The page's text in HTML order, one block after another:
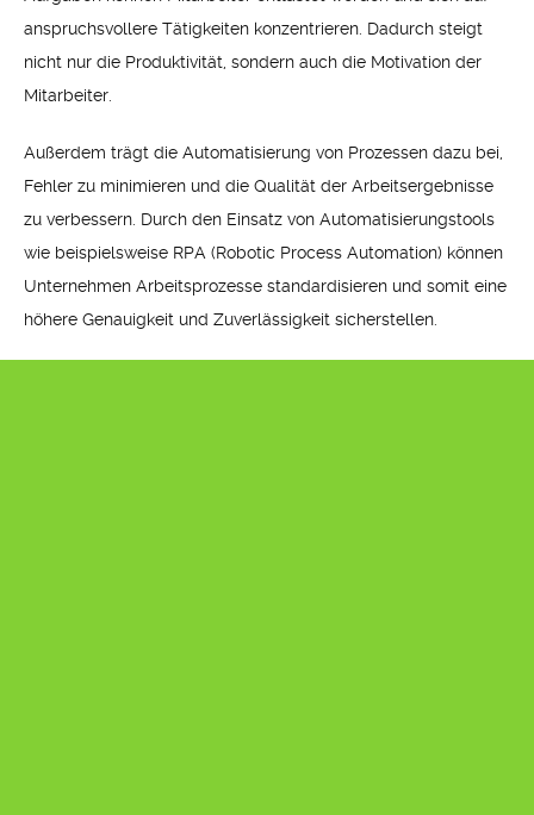
anspruchsvollere Tätigkeiten konzentrieren. Dadurch steigt
nicht nur die Produktivität, sondern auch die Motivation der
Mitarbeiter.
Außerdem trägt die Automatisierung von Prozessen dazu bei,
Fehler zu minimieren und die Qualität der Arbeitsergebnisse
zu verbessern. Durch den Einsatz von Automatisierungstools
wie beispielsweise RPA (Robotic Process Automation) können
Unternehmen Arbeitsprozesse standardisieren und somit eine
höhere Genauigkeit und Zuverlässigkeit sicherstellen.